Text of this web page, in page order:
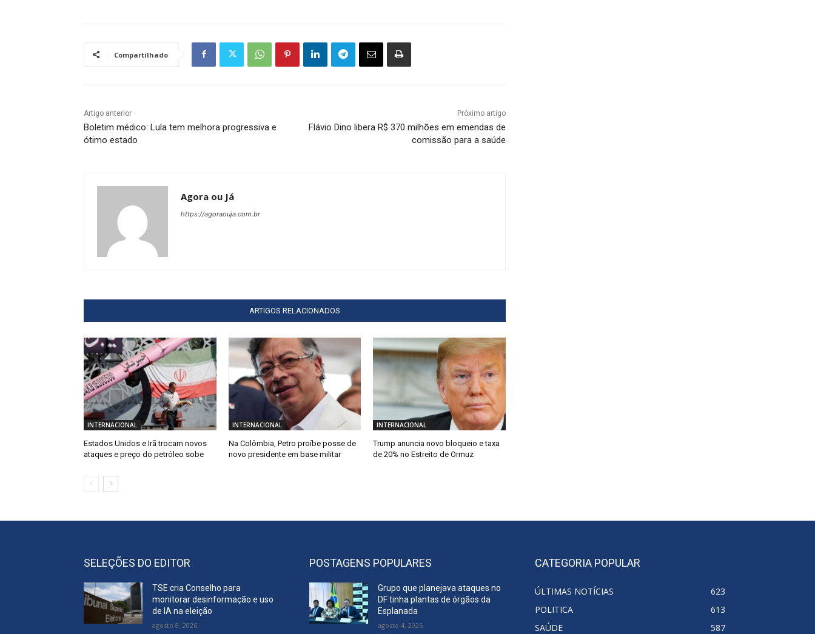
Compartilhado
Artigo anterior
Boletim médico: Lula tem melhora progressiva e
ótimo estado
Próximo artigo
Flávio Dino libera R$ 370 milhões em emendas de
comissão para a saúde
Agora ou Já
https://agoraouja.com.br
ARTIGOS RELACIONADOS
INTERNACIONAL
Estados Unidos e Irã trocam novos
ataques e preço do petróleo sobe
INTERNACIONAL
Na Colômbia, Petro proíbe posse de
novo presidente em base militar
INTERNACIONAL
Trump anuncia novo bloqueio e taxa
de 20% no Estreito de Ormuz
SELEÇÕES DO EDITOR
TSE cria Conselho para
monitorar desinformação e uso
de IA na eleição
agosto 8, 2026
POSTAGENS POPULARES
Grupo que planejava ataques no
DF tinha plantas de órgãos da
Esplanada
agosto 4, 2026
CATEGORIA POPULAR
ÚLTIMAS NOTÍCIAS
623
POLITICA
613
SAÚDE
587